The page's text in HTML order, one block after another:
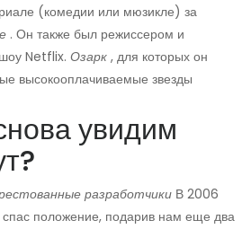
(комедии или мюзикле) за
. Он также был режиссером и
Netflix. Озарк , для которых он
высокооплачиваемые звезды
увидим
разработчики В 2006
положение, подарив нам еще два